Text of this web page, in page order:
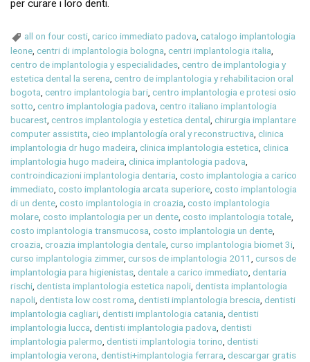
per curare i loro denti.
all on four costi ,carico immediato padova ,catalogo implantologia
leone ,centri di implantologia bologna ,centri implantologia italia
centro de implantologia y especialidades ,centro de implantologia y
estetica dental la serena ,centro de implantologia y rehabilitacion oral
bogota ,centro implantologia bari ,centro implantologia e protesi osio
sotto ,centro implantologia padova ,centro italiano implantologia
bucarest ,centros implantologia y estetica dental ,chirurgia implantare
computer assistita ,cieo implantología oral y reconstructiva ,clinica
implantologia dr hugo madeira ,clinica implantologia estetica ,clinica
implantologia hugo madeira ,clinica implantologia padova
controindicazioni implantologia dentaria ,costo implantologia a carico
immediato ,costo implantologia arcata superiore ,costo implantologia
di un dente ,costo implantologia in croazia ,costo implantologia
molare ,costo implantologia per un dente ,costo implantologia totale
costo implantologia transmucosa ,costo implantologia un dente
croazia ,croazia implantologia dentale ,curso implantologia biomet 3i
curso implantologia zimmer,cursos de implantologia 2011 ,cursos de
implantologia para higienistas ,dentale a carico immediato ,dentaria
rischi ,dentista implantologia estetica napoli ,dentista implantologia
napoli ,dentista low cost roma ,dentisti implantologia brescia ,dentisti
implantologia cagliari ,dentisti implantologia catania ,dentisti
implantologia lucca ,dentisti implantologia padova ,dentisti
implantologia palermo ,dentisti implantologia torino ,dentisti
implantologia verona ,dentisti+implantologia ferrara ,descargar gratis